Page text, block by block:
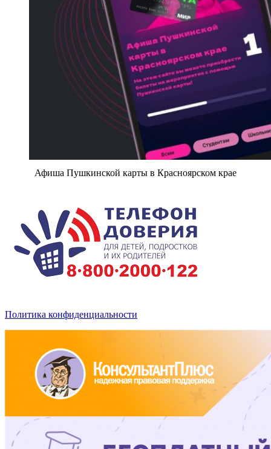
Афиша Пушкинской карты в Красноярском крае
Политика конфиденциальности